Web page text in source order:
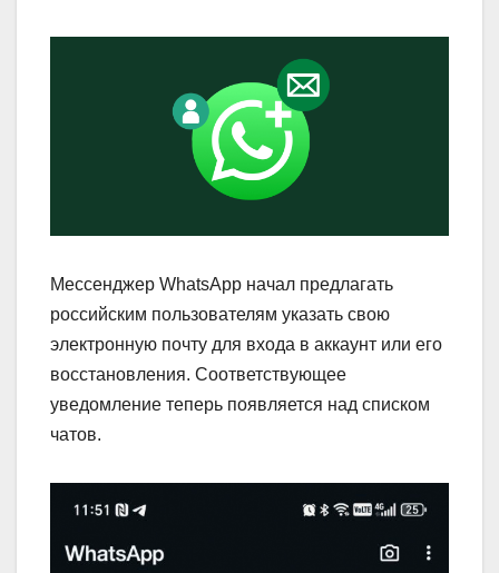
Мессенджер WhatsApp начал предлагать
российским пользователям указать свою
электронную почту для входа в аккаунт или его
восстановления. Соответствующее
уведомление теперь появляется над списком
чатов.